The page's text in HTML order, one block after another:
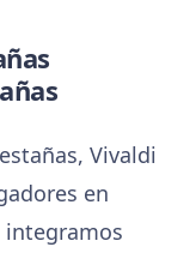
Vivaldi
en